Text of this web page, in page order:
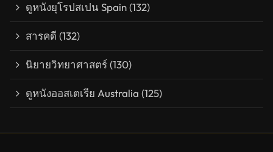
ดูหนังยุโรปสเปน Spain(132)
สารคดี (132)
นิยายวิทยาศาสตร์(130)
ดูหนังออสเตเรีย Australia (125)